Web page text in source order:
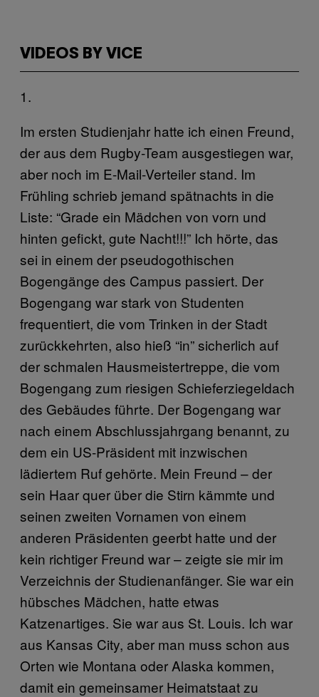
VIDEOS BY VICE
1.
Im ersten Studienjahr hatte ich einen Freund,
der aus dem Rugby-Team ausgestiegen war,
aber noch im E-Mail-Verteiler stand. Im
Frühling schrieb jemand spätnachts in die
Liste: “Grade ein Mädchen von vorn und
hinten gefickt, gute Nacht!!!” Ich hörte, das
sei in einem der pseudogothischen
Bogengänge des Campus passiert. Der
Bogengang war stark von Studenten
frequentiert, die vom Trinken in der Stadt
zurückkehrten, also hieß “in” sicherlich auf
der schmalen Hausmeistertreppe, die vom
Bogengang zum riesigen Schieferziegeldach
des Gebäudes führte. Der Bogengang war
nach einem Abschlussjahrgang benannt, zu
dem ein US-Präsident mit inzwischen
lädiertem Ruf gehörte. Mein Freund – der
sein Haar quer über die Stirn kämmte und
seinen zweiten Vornamen von einem
anderen Präsidenten geerbt hatte und der
kein richtiger Freund war – zeigte sie mir im
Verzeichnis der Studienanfänger. Sie war ein
hübsches Mädchen, hatte etwas
Katzenartiges. Sie war aus St. Louis. Ich war
aus Kansas City, aber man muss schon aus
Orten wie Montana oder Alaska kommen,
damit ein gemeinsamer Heimatstaat zu